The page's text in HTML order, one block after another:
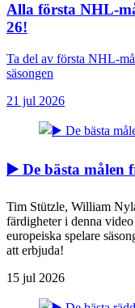
Alla första NHL-
26!
Ta del av första NHL-
säsongen
21 jul 2026
▶️ De bästa målen
Tim Stützle, William
färdigheter i denna
europeiska spelare
att erbjuda!
15 jul 2026